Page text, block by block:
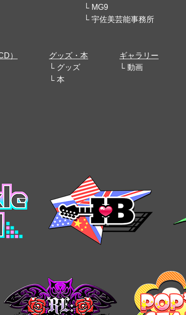
MG9
宇佐美芸能事務所
）
グッズ・本
グッズ
本
ギャラリー
動画